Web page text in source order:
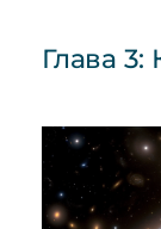
Глава